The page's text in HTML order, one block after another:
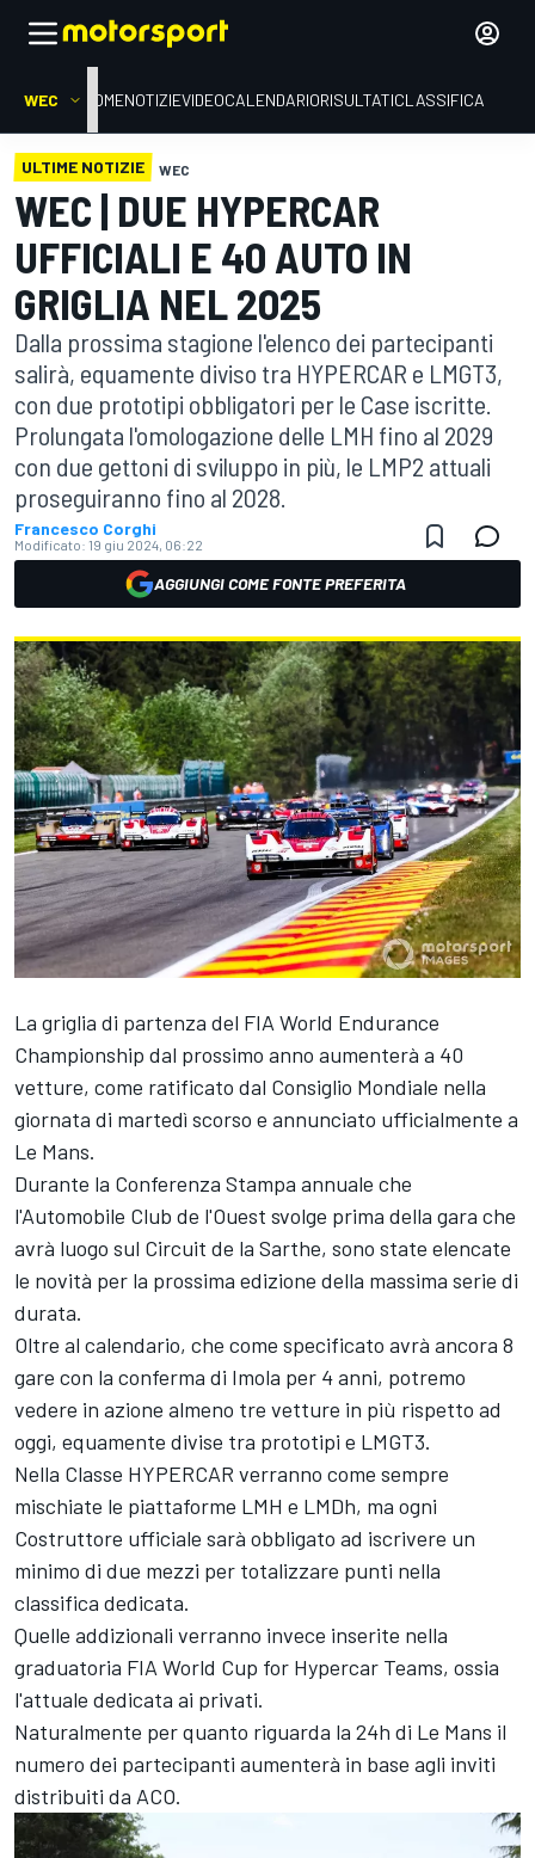
WEC HOMENOTIZIEVIDEOCALENDARIORISULTATICLASSIFICA
ULTIME NOTIZIE WEC
WEC | DUE HYPERCAR
UFFICIALI E 40 AUTO IN
GRIGLIA NEL 2025
Dalla prossima stagione l'elenco dei partecipanti
salirà, equamente diviso tra HYPERCAR e LMGT3,
con due prototipi obbligatori per le Case iscritte.
Prolungata l'omologazione delle LMH fino al 2029
con due gettoni di sviluppo in più, le LMP2 attuali
proseguiranno fino al 2028.
Francesco Corghi
Modificato: 19 giu 2024, 06:22
AGGIUNGI COME FONTE PREFERITA
La griglia di partenza del FIA World Endurance
Championship dal prossimo anno aumenterà a 40
vetture, come ratificato dal Consiglio Mondiale nella
giornata di martedì scorso e annunciato ufficialmente a
Le Mans.
Durante la Conferenza Stampa annuale che
l'Automobile Club de l'Ouest svolge prima della gara che
avrà luogo sul Circuit de la Sarthe, sono state elencate
le novità per la prossima edizione della massima serie di
durata.
Oltre al calendario, che come specificato avrà ancora 8
gare con la conferma di Imola per 4 anni, potremo
vedere in azione almeno tre vetture in più rispetto ad
oggi, equamente divise tra prototipi e LMGT3.
Nella Classe HYPERCAR verranno come sempre
mischiate le piattaforme LMH e LMDh, ma ogni
Costruttore ufficiale sarà obbligato ad iscrivere un
minimo di due mezzi per totalizzare punti nella
classifica dedicata.
Quelle addizionali verranno invece inserite nella
graduatoria FIA World Cup for Hypercar Teams, ossia
l'attuale dedicata ai privati.
Naturalmente per quanto riguarda la 24h di Le Mans il
numero dei partecipanti aumenterà in base agli inviti
distribuiti da ACO.